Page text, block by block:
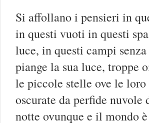
Si affollano i pensieri in
in questi vuoti in questi
luce, in questi campi
piange la sua luce, troppe
le piccole stelle ove le
oscurate da perfide
notte ovunque e il mondo